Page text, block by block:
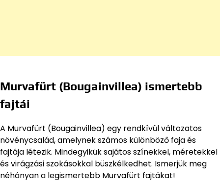
Murvafürt (Bougainvillea) ismertebb
fajtái
A Murvafürt (Bougainvillea) egy rendkívül változatos
növénycsalád, amelynek számos különböző faja és
fajtája létezik. Mindegyikük sajátos színekkel, méretekkel
és virágzási szokásokkal büszkélkedhet. Ismerjük meg
néhányan a legismertebb Murvafürt fajtákat!